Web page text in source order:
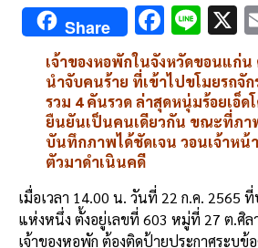
Share F
ac
e
b
o
k
Li
n
e
X
เจ้าของหอพักในจังหวัดขอนแก่
นำจับคนร้าย ที่เข้าไปขโมยรถจั
รวม 4 คันรวด ล่าสุดหนุ่มร้อยเอ็
ยืนยันเป็นคนเดียวกัน ขณะที่ภา
บันทึกภาพได้ชัดเจน วอนเจ้าหน้
ตัวมาดำเนินคดี
เมื่อเวลา 14.00 น. วันที่ 22 ก.ค. 2565
แห่งหนึ่ง ตั้งอยู่เลขที่ 603 หมู่ที่ 27 ต.ศิล
เจ้าของหอพัก ต้องติดป้ายประกาศระบุข้